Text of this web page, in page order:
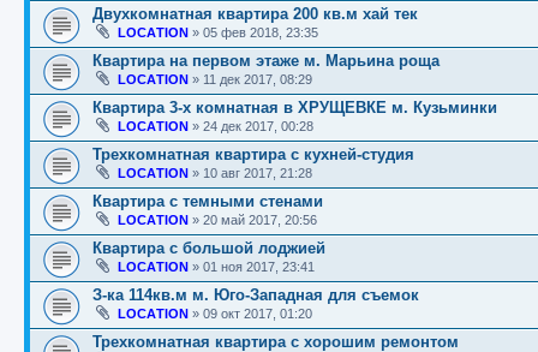
Двухкомнатная квартира 200 кв.м хай тек
LOСАTION » 05 фев 2018, 23:35
Квартира на первом этаже м. Марьина роща
LOСАTION » 11 дек 2017, 08:29
Квартира 3-х комнатная в ХРУЩЕВКЕ м. Кузьминки
LOСАTION » 24 дек 2017, 00:28
Трехкомнатная квартира с кухней-студия
LOСАTION » 10 авг 2017, 21:28
Квартира с темными стенами
LOСАTION » 20 май 2017, 20:56
Квартира с большой лоджией
LOСАTION » 01 ноя 2017, 23:41
З-ка 114кв.м м. Юго-Западная для съемок
LOСАTION » 09 окт 2017, 01:20
Трехкомнатная квартира с хорошим ремонтом